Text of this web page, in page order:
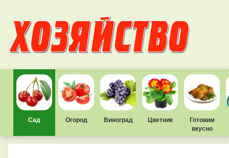
Сад Огород Виноград Цветник
Готовим
вкусно